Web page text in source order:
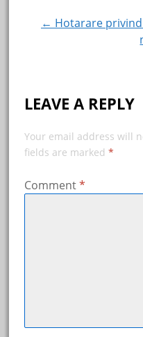
← Hotarare
LEAVE A REPLY
Your email address will
fields are marked *
Comment*